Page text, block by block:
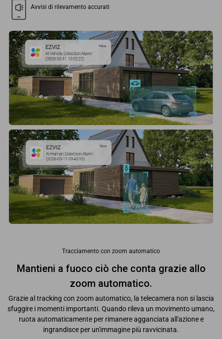
Avvisi di rilevamento accurati
Tracciamento con zoom automatico
Mantieni a fuoco ciò che conta grazie allo
zoom automatico.
Grazie al tracking con zoom automatico, la telecamera non si lascia
sfuggire i momenti importanti. Quando rileva un movimento umano,
ruota automaticamente per rimanere agganciata all'azione e
ingrandisce per un'immagine più ravvicinata.